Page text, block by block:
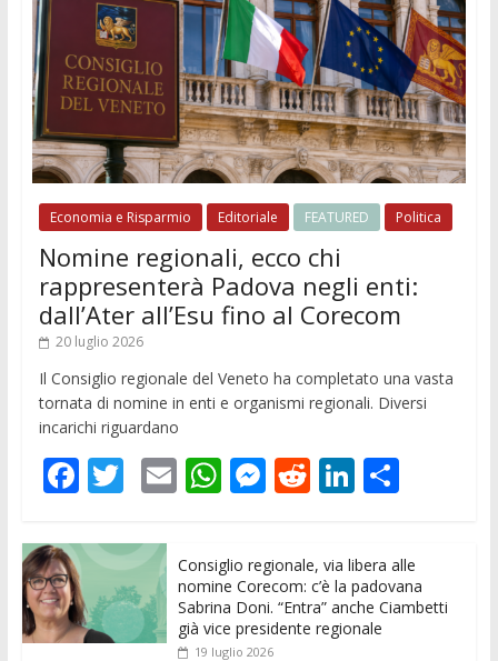
Economia e Risparmio Editoriale FEATURED Politica
Nomine regionali, ecco chi
rappresenterà Padova negli enti:
dall’Ater all’Esu fino al Corecom
20 luglio 2026
Il Consiglio regionale del Veneto ha completato una vasta
tornata di nomine in enti e organismi regionali. Diversi
incarichi riguardano
F
e
b
o
T
itt
er
E
l
W
at
s
A
M
e
n
R
di
t
Li
k
e
dI
C
n
di
vi
Consiglio regionale, via libera alle
nomine Corecom: c’è la padovana
Sabrina Doni. “Entra” anche Ciambetti
già vice presidente regionale
19 luglio 2026